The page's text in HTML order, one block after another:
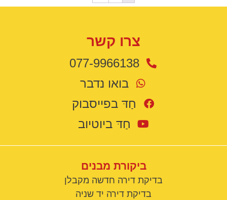
צרו קשר
077-9966138
בואו נדבר
חַדּ בפייסבוק
חַדּ ביוטיוב
ביקורת מבנים
בדיקת דירה חדשה מקבלן
בדיקת דירה יד שניה